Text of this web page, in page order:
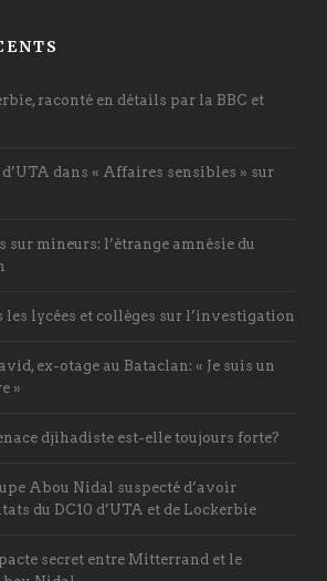
raconté en détails par la BBC et
d’UTA dans « Affaires sensibles » sur
sur mineurs: l’étrange amnésie du
lycées et collèges sur l’investigation
ex-otage au Bataclan: « Je suis un
»
djihadiste est-elle toujours forte?
Abou Nidal suspecté d’avoir
du DC10 d’UTA et de Lockerbie
secret entre Mitterrand et le